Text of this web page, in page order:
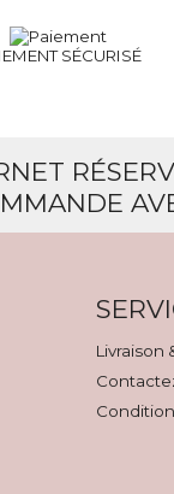
SÉCURISÉ
Livraison